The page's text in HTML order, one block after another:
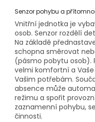
Senzor pohybu a
Vnitřní jednotka je
osob. Senzor rozdělí
Na základě
schopna směrovat
(pásmo pobytu osob).
velmi komfortní a
Vašim potřebám.
absence může
režimu a spořit
zaznamenní pohybu,
činnosti.